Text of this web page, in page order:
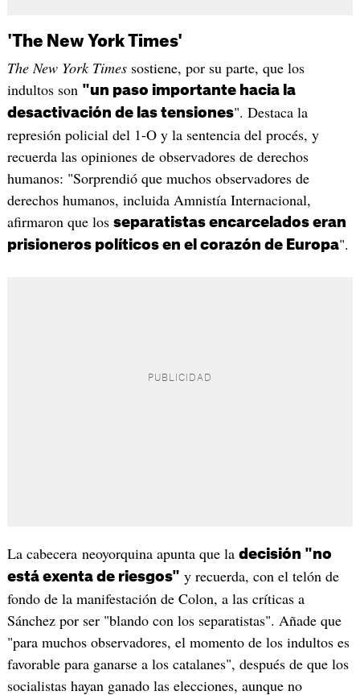
'The New York Times'
The New York Timessostiene, por su parte, que los
indultos son "un paso importante hacia la
desactivación de las tensiones". Destaca la
represión policial del 1-O y la sentencia del procés, y
recuerda las opiniones de observadores de derechos
humanos: "Sorprendió que muchos observadores de
derechos humanos, incluida Amnistía Internacional,
afirmaron que los separatistas encarcelados eran
prisioneros políticos en el corazón de Europa".
La cabecera neoyorquina apunta que la decisión "no
está exenta de riesgos" y recuerda, con el telón de
fondo de la manifestación de Colon, a las críticas a
Sánchez por ser "blando con los separatistas". Añade que
"para muchos observadores, el momento de los indultos es
favorable para ganarse a los catalanes", después de que los
socialistas hayan ganado las elecciones, aunque no